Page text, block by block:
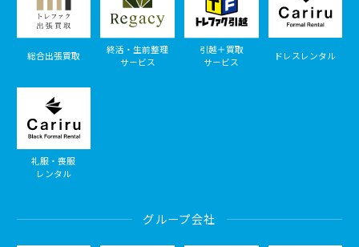
総合出張買取
終活・生前整理
サービス
引越＋買取
サービス
ドレスレンタル
礼服・喪服
レンタル
グループ会社